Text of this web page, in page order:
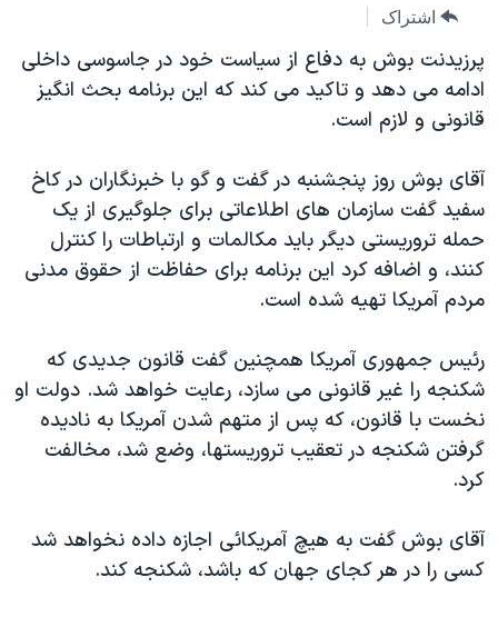
اصلی
جهش
جستجو
آمریکا
ورزشی
گزیده‌ها
ویژه برنامه‌ها
ویدیوها
فرهنگ و زندگی
حقوق شهروندی
علم و فناوری
اسرائیل در جنگ
گالری عکس
آرشیو پخش زنده
جدول برنامه ها
صفحه‌های ویژه
جام جهانی ۲۰۲۶
عملیات خشم حماسی
بایگانی برنامه‌های تلویزیونی
مستندها
انتخابات ریاست جمهوری آمریکا ۲۰۲۴
رمز مهسا
ورزش زنان در ایران
اعتراضات زن، زندگی، آزادی
مجموعه مستندهای دادخواهی
تریبونال مردمی آبان ۹۸
دادگاه حمید نوری
فرکانس‌های صدای آمریکا
پخش رادیویی
یادگیری زبان انگلیسی
دنبال کنید
زبانهای مختلف
اشتراک
پرزیدنت بوش به دفاع از سیاست خود در جاسوسی داخلی
ادامه می دهد و تاکید می کند که این برنامه بحث انگیز
قانونی و لازم است.
آقای بوش روز پنجشنبه در گفت و گو با خبرنگاران در کاخ
سفید گفت سازمان های اطلاعاتی برای جلوگیری از یک
حمله تروریستی دیگر بايد مکالمات و ارتباطات را کنترل
کنند، و اضافه کرد این برنامه برای حفاظت از حقوق مدنی
مردم آمریکا تهیه شده است.
رئیس جمهوری آمریکا همچنین گفت قانون جدیدی که
شکنجه را غیر قانونی می سازد، رعایت خواهد شد. دولت او
نخست با قانون، که پس از متهم شدن آمریکا به نادیده
گرفتن شکنجه در تعقیب تروریستها، وضع شد، مخالفت
کرد.
آقای بوش گفت به هیچ آمریکائی اجازه داده نخواهد شد
کسی را در هر کجای جهان که باشد، شکنجه کند.